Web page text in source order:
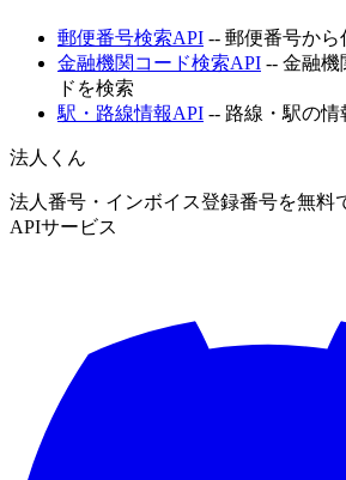
郵便番号検索API -- 郵便番号から
金融機関コード検索API -- 金融機
ドを検索
駅・路線情報API -- 路線・駅の情
法人くん
法人番号・インボイス登録番号を無料
APIサービス